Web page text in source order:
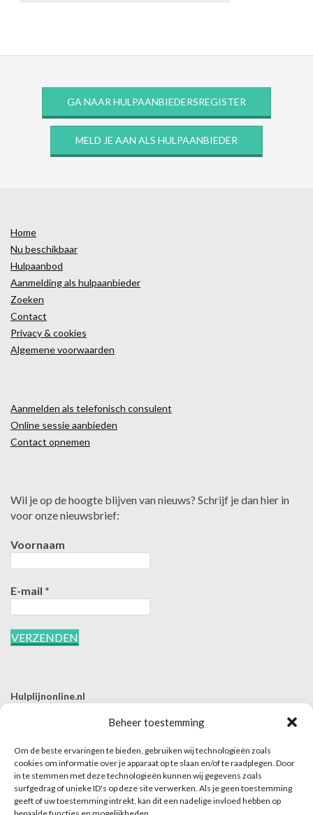
Beheer toestemming
Om de beste ervaringen te bieden, gebruiken wij technologieën zoals
cookies om informatie over je apparaat op te slaan en/of te raadplegen. Door
in te stemmen met deze technologieën kunnen wij gegevens zoals
surfgedrag of unieke ID's op deze site verwerken. Als je geen toestemming
geeft of uw toestemming intrekt, kan dit een nadelige invloed hebben op
GA NAAR HULPAANBIEDERSREGISTER
MELD JE AAN ALS HULPAANBIEDER
Home
Nu beschikbaar
Hulpaanbod
Aanmelding als hulpaanbieder
Zoeken
Contact
Privacy & cookies
Algemene voorwaarden
Aanmelden als telefonisch consulent
Online sessie aanbieden
Contact opnemen
Wil je op de hoogte blijven van nieuws? Schrijf je dan hier in
voor onze nieuwsbrief:
Voornaam
E-mail *
Hulplijnonline.nl
E | info@hulplijnonline.nl
Contactformulier
Over Hulplijnonline.nl
Het team van Hulplijnonline.nl